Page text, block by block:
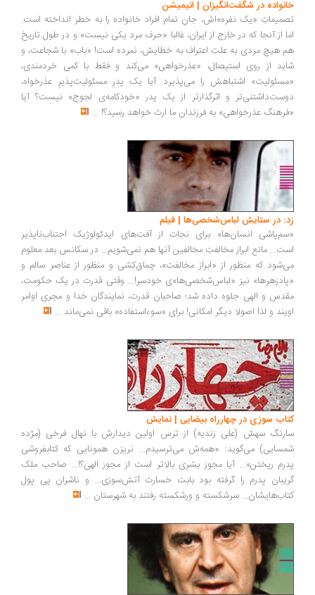
خانواده در شگفت‌انگیزان | انیمیشن
تصمیماتِ «یک نفره»اش، جانِ تمام افراد خانواده را به خطر انداخته است.
اما از آنجا که در خارج از ایران، غالبا «حرف مرد یکی نیست» و در طول تاریخ
هم هیچ مردی به علتِ اعتراف به خطایش، نمرده است! «باب» با شجاعت، و
شاید از روی استیصال، «عذرخواهی» می‌کند و فقط با کمی خردمندی،
«مسئولیت» اشتباهش را می‌پذیرد. آیا یک پدرِ مسئولیت‌پذیرِ عذرخواه،
دوست‌داشتنی‌تر و اثرگذارتر از یک پدر «خودکامه‌ی لجوج» نیست؟ آیا
«فرهنگ عذرخواهی» به فرزندان ما ارث خواهد رسید؟! ...
زد: در ستایش لباس‌شخصی‌ها | فیلم
«سم‌پاشی انسان‌ها» برای نجات از آفت‌های ایدئولوژیک اجتناب‌ناپذیر
است... مانع ابراز مخالفتِ مخالفین آنها هم نمی‌شویم... در سکانس بعد معلوم
می‌شود که منظور از «ابراز مخالفت»، چماق‌کشی‌ و منظور از عناصر سالم و
«پادزهرها» نیز «لباس‌شخصی‌ها»ی خودسر!... وقتی قدرت در یک حکومت،
مقدس و الهی جلوه داده شد؛ صاحبان قدرت، نمایندگان خدا و مجری اوامر
اویند و لذا اصولا دیگر امکانی! برای «سوءاستفاده» باقی نمی‌ماند ...
کتاب سوزی در چهارراه بیضایی | نمایش
سارنگ سهش (علی زندیه) از ترس اولین دیدارش با نهال فرخی (مژده
شمسایی) می‌گوید: «همه‌ش می‌ترسیدم... نریزن همونایی که کتابفروشی
پدرم ریختن»... آیا مجوز بشری بالاتر است از مجوز الهی؟!... صاحب ملک
گریبان پدرم را گرفته بود بابت خسارت آتش‌سوزی... و ناشران پی پول
کتاب‌هایشان... سرشکسته و ورشکسته رفتند به شهرستان ...